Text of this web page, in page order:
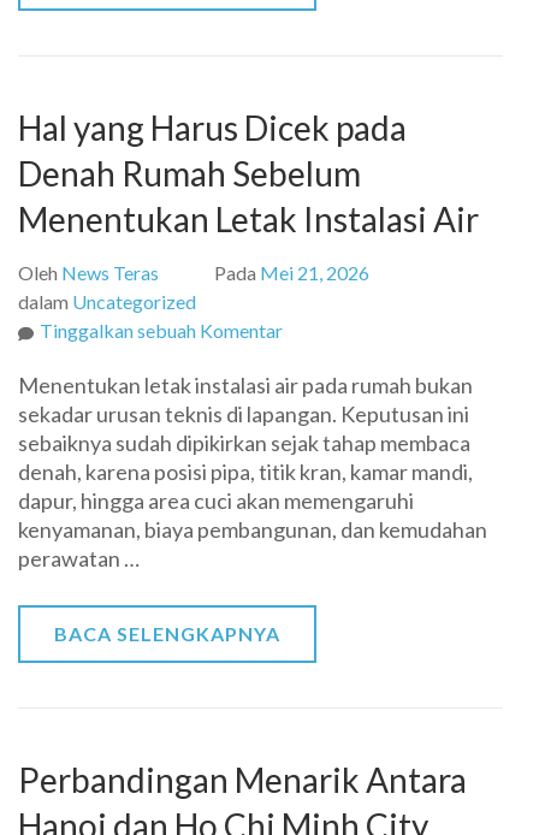
Hal yang Harus Dicek pada
Denah Rumah Sebelum
Menentukan Letak Instalasi Air
Oleh News Teras Pada Mei 21, 2026
dalam Uncategorized
Tinggalkan sebuah Komentarpada
yang
Harus
Dicek
pada
Denah
Rumah
Menentukan letak instalasi air pada rumah bukan
sekadar urusan teknis di lapangan. Keputusan ini
sebaiknya sudah dipikirkan sejak tahap membaca
denah, karena posisi pipa, titik kran, kamar mandi,
dapur, hingga area cuci akan memengaruhi
kenyamanan, biaya pembangunan, dan kemudahan
perawatan …
BACA SELENGKAPNYA
Perbandingan Menarik Antara
Hanoi dan Ho Chi Minh City